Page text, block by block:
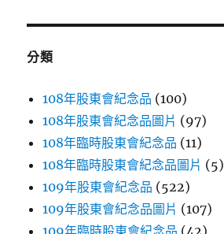
鍵
分類
108年股東會紀念品 (100)
108年股東會紀念品圖片 (97)
108年臨時股東會紀念品 (11)
108年臨時股東會紀念品圖片 (5)
109年股東會紀念品 (522)
109年股東會紀念品圖片 (107)